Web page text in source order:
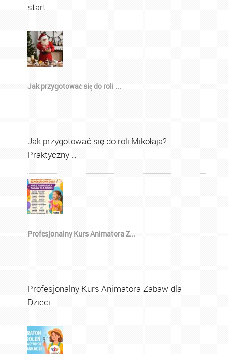
start …
Jak przygotować się do roli ...
Jak przygotować się do roli Mikołaja?
Praktyczny …
Profesjonalny Kurs Animatora Z...
Profesjonalny Kurs Animatora Zabaw dla
Dzieci — …